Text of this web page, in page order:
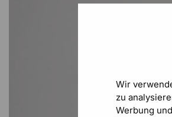
Wir
zu
Werbung